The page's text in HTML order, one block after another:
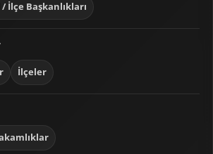
/ İlçe Başkanlıkları
İlçeler